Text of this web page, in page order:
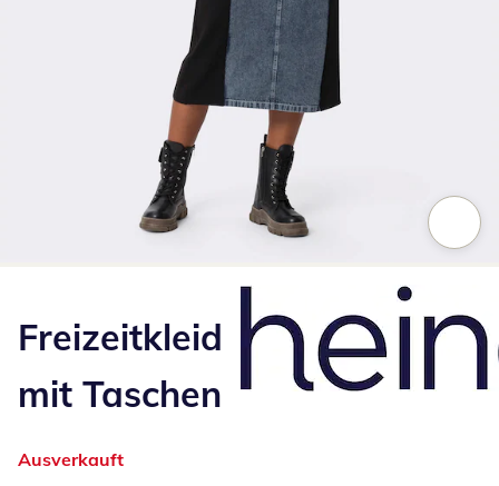
Freizeitkleid
mit Taschen
Ausverkauft